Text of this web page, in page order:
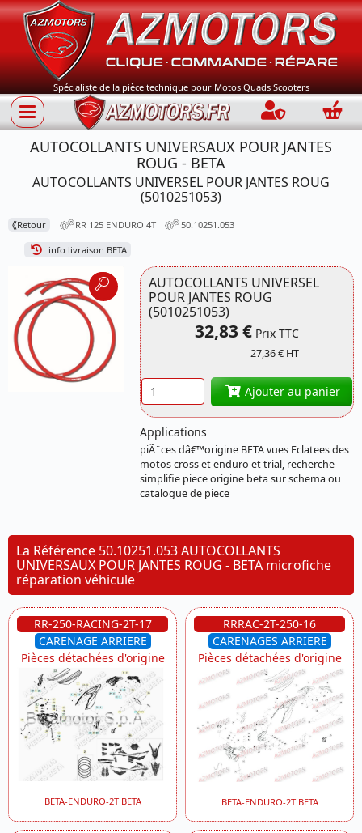
Spécialiste de la pièce technique pour Motos Quads Scooters
Connection
AUTOCOLLANTS UNIVERSAUX POUR JANTES
ROUG - BETA
AUTOCOLLANTS UNIVERSEL POUR JANTES ROUG
(5010251053)
⟪Retour RR 125 ENDURO 4T 50.10251.053
info livraison BETA
AUTOCOLLANTS UNIVERSEL
POUR JANTES ROUG
(5010251053)
32,83 €Prix TTC
27,36 € HT
Quantité Ajouter au panier
Applications
piÃ¨ces dâ€™origine BETA vues Eclatees des
motos cross et enduro et trial, recherche
simplifie piece origine beta sur schema ou
catalogue de piece
La Référence 50.10251.053 AUTOCOLLANTS
UNIVERSAUX POUR JANTES ROUG - BETA microfiche
réparation véhicule
RR-250-RACING-2T-17
CARENAGE ARRIERE
Pièces détachées d'origine
BETA-ENDURO-2T BETA
RRRAC-2T-250-16
CARENAGES ARRIERE
Pièces détachées d'origine
BETA-ENDURO-2T BETA